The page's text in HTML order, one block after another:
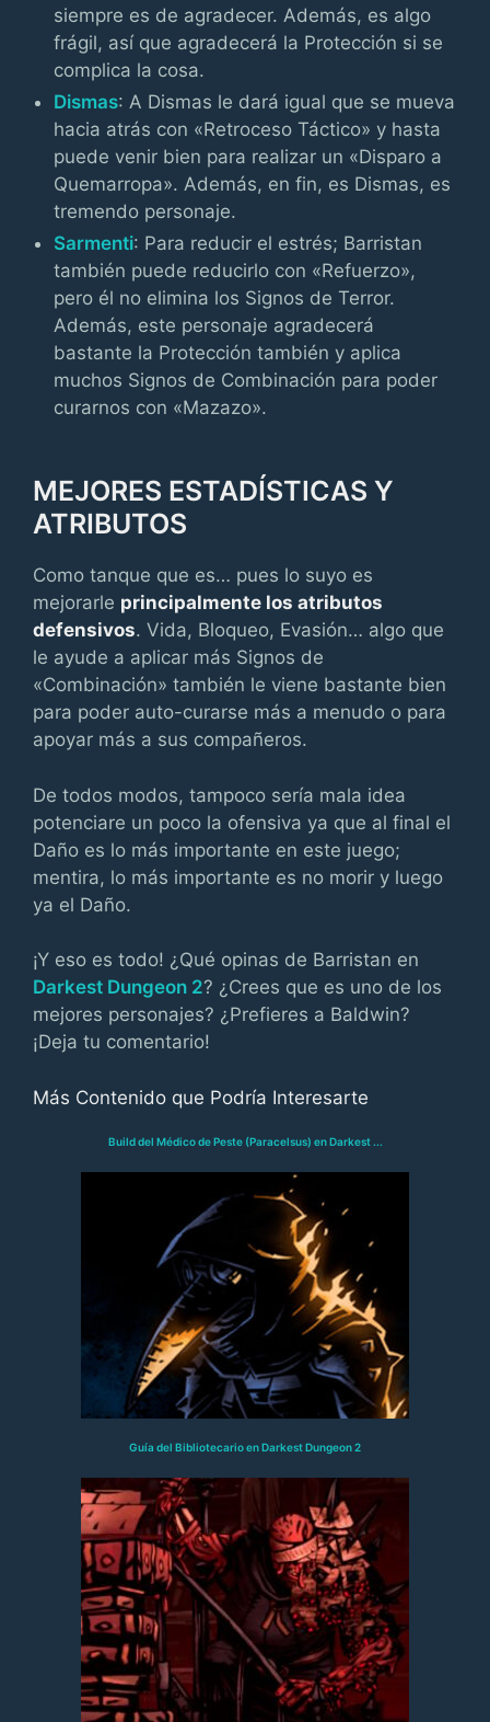
siempre es de agradecer. Además, es algo
frágil, así que agradecerá la Protección si se
complica la cosa.
Dismas: A Dismas le dará igual que se mueva
hacia atrás con «Retroceso Táctico» y hasta
puede venir bien para realizar un «Disparo a
Quemarropa». Además, en fin, es Dismas, es
tremendo personaje.
Sarmenti: Para reducir el estrés; Barristan
también puede reducirlo con «Refuerzo»,
pero él no elimina los Signos de Terror.
Además, este personaje agradecerá
bastante la Protección también y aplica
muchos Signos de Combinación para poder
curarnos con «Mazazo».
MEJORES ESTADÍSTICAS Y
ATRIBUTOS
Como tanque que es… pues lo suyo es
mejorarle principalmente los atributos
defensivos. Vida, Bloqueo, Evasión… algo que
le ayude a aplicar más Signos de
«Combinación» también le viene bastante bien
para poder auto-curarse más a menudo o para
apoyar más a sus compañeros.
De todos modos, tampoco sería mala idea
potenciare un poco la ofensiva ya que al final el
Daño es lo más importante en este juego;
mentira, lo más importante es no morir y luego
ya el Daño.
¡Y eso es todo! ¿Qué opinas de Barristan en
Darkest Dungeon 2? ¿Crees que es uno de los
mejores personajes? ¿Prefieres a Baldwin?
¡Deja tu comentario!
Más Contenido que Podría Interesarte
Build del Médico de Peste (Paracelsus) en Darkest ...
Guía del Bibliotecario en Darkest Dungeon 2